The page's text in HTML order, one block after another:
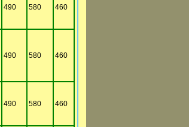
490 580 460
490 580 460
490 580 460